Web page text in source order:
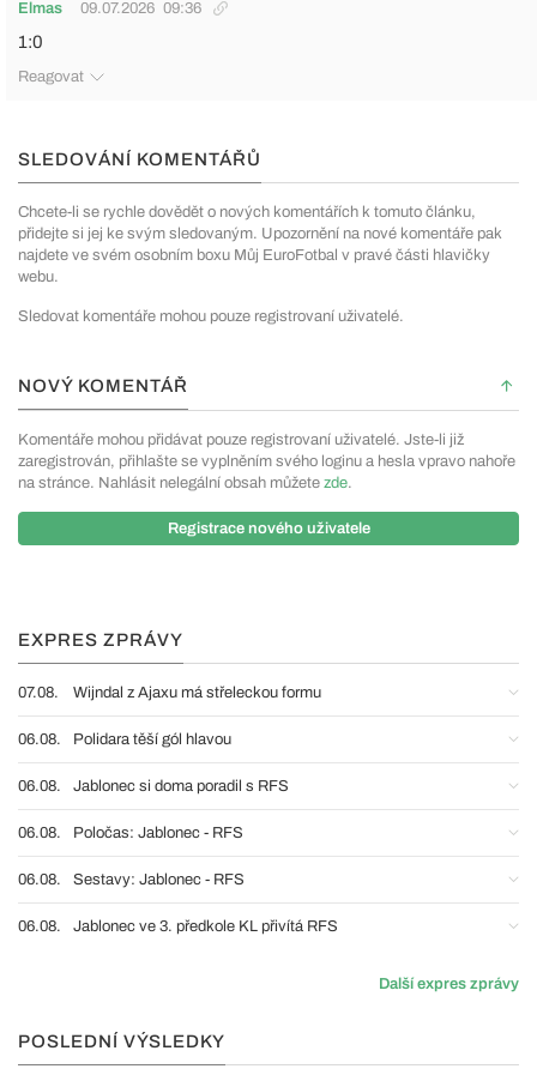
Elmas 09.07.2026 09:36
1:0
Reagovat
SLEDOVÁNÍ KOMENTÁŘŮ
Chcete-li se rychle dovědět o nových komentářích k tomuto článku,
přidejte si jej ke svým sledovaným. Upozornění na nové komentáře pak
najdete ve svém osobním boxu Můj EuroFotbal v pravé části hlavičky
webu.
Sledovat komentáře mohou pouze registrovaní uživatelé.
NOVÝ KOMENTÁŘ
Komentáře mohou přidávat pouze registrovaní uživatelé. Jste-li již
zaregistrován, přihlašte se vyplněním svého loginu a hesla vpravo nahoře
na stránce. Nahlásit nelegální obsah můžete zde.
Registrace nového uživatele
EXPRES ZPRÁVY
07.08. Wijndal z Ajaxu má střeleckou formu
06.08. Polidara těší gól hlavou
06.08. Jablonec si doma poradil s RFS
06.08. Poločas: Jablonec - RFS
06.08. Sestavy: Jablonec - RFS
06.08. Jablonec ve 3. předkole KL přivítá RFS
Další expres zprávy
POSLEDNÍ VÝSLEDKY